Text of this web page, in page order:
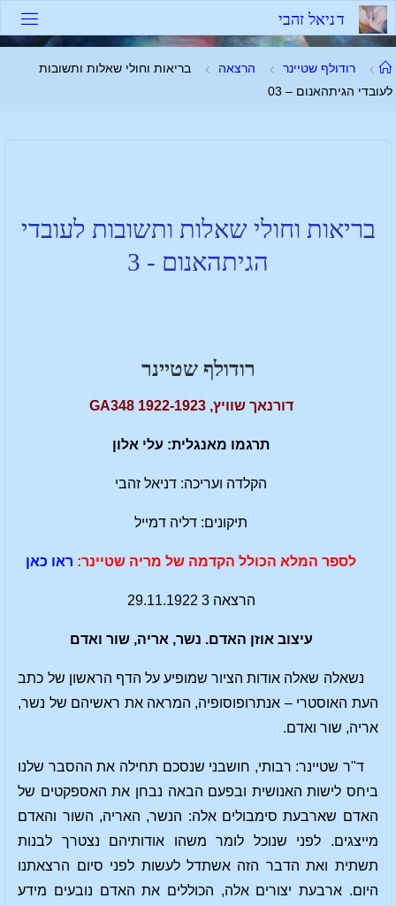
דניאל זהבי
רודולף שטיינר הרצאה
בריאות וחולי שאלות ותשובות
לעובדי הגיתהאנום – 03
בריאות וחולי שאלות ותשובות לעובדי
הגיתהאנום - 3
רודולף שטיינר
דורנאך שוויץ, 1922-1923 GA348
תרגמו מאנגלית: עלי אלון
הקלדה ועריכה: דניאל זהבי
תיקונים: דליה דמייל
לספר המלא הכולל הקדמה של מריה שטיינר: ראו כאן
הרצאה 3 29.11.1922
עיצוב אוזן האדם. נשר, אריה, שור ואדם
נשאלה שאלה אודות הציור שמופיע על הדף הראשון של כתב
העת האוסטרי – אנתרופוסופיה, המראה את ראשיהם של נשר,
אריה, שור ואדם.
ד"ר שטיינר: רבותי, חושבני שנסכם תחילה את ההסבר שלנו
ביחס לישות האנושית ובפעם הבאה נבחן את האספקטים של
האדם שארבעת סימבולים אלה: הנשר, האריה, השור והאדם
מייצגים. לפני שנוכל לומר משהו אודותיהם נצטרך לבנות
תשתית ואת הדבר הזה אשתדל לעשות לפני סיום הרצאתנו
היום. ארבעת יצורים אלה, הכוללים את האדם נובעים מידע